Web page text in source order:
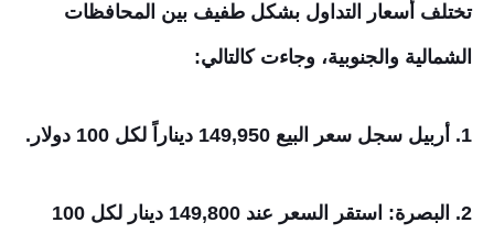
تختلف أسعار التداول بشكل طفيف بين المحافظات
الشمالية والجنوبية، وجاءت كالتالي:
1. أربيل سجل سعر البيع 149,950 ديناراً لكل 100 دولار.
2. البصرة: استقر السعر عند 149,800 دينار لكل 100